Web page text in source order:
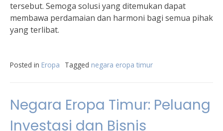
tersebut. Semoga solusi yang ditemukan dapat
membawa perdamaian dan harmoni bagi semua pihak
yang terlibat.
Posted in Eropa Tagged negara eropa timur
Negara Eropa Timur: Peluang
Investasi dan Bisnis